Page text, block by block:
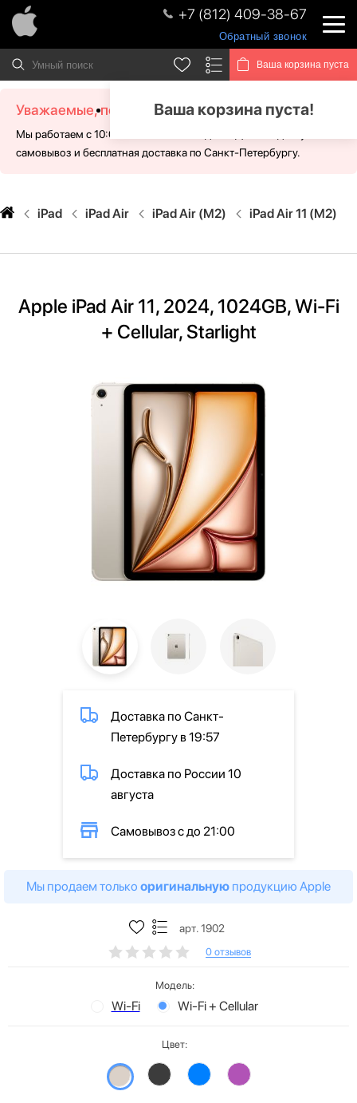
+7 (812) 409-38-67
Обратный звонок
Ваша корзина пуста
Ваша корзина пуста!
Уважаемые, посетители!
Мы работаем с 10:00 - 21:00 без выходных. Для Вас доступен
самовывоз и бесплатная доставка по Санкт-Петербургу.
iPad iPad Air iPad Air (M2) iPad Air 11 (M2)
Apple iPad Air 11, 2024, 1024GB, Wi-Fi
+ Cellular, Starlight
Доставка по Санкт-
Петербургу в 19:57
Доставка по России 10
августа
Самовывоз с до 21:00
Мы продаем только оригинальную продукцию Apple
арт. 1902
0 отзывов
Модель:
Wi-Fi Wi-Fi + Cellular
Цвет: